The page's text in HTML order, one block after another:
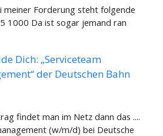
meiner Forderung steht folgende
1000 Da ist sogar jemand ran
Dich: „Serviceteam
der Deutschen Bahn
findet man im Netz dann das ....
(w/m/d) bei Deutsche